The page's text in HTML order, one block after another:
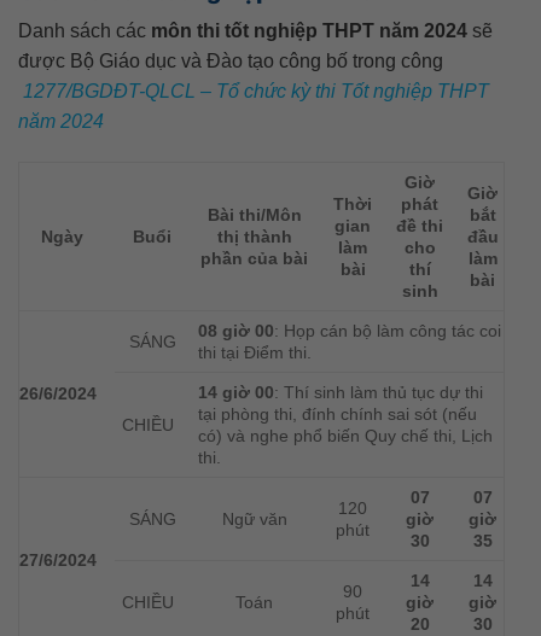
Danh sách các môn thi tốt nghiệp THPT năm 2024 sẽ
được Bộ Giáo dục và Đào tạo công bố trong công
1277/BGDĐT-QLCL – Tổ chức kỳ thi Tốt nghiệp THPT
năm 2024
Ngày Buổi
Bài thi/Môn
thị thành
phần của bài
Thời
gian
làm
bài
Giờ
phát
đề thi
cho
thí
sinh
Giờ
bắt
đầu
làm
bài
26/6/2024
SÁNG
08 giờ 00: Họp cán bộ làm công tác coi
thi tại Điểm thi.
CHIỀU
14 giờ 00: Thí sinh làm thủ tục dự thi
tại phòng thi, đính chính sai sót (nếu
có) và nghe phổ biến Quy chế thi, Lịch
thi.
27/6/2024
SÁNG Ngữ văn
120
phút
07
giờ
30
07
giờ
35
CHIỀU Toán
90
phút
14
giờ
20
14
giờ
30